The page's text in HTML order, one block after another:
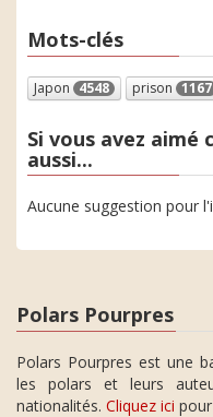
Mots-clés
Japon 4548 prison 1167
Si vous avez aimé
aussi...
Aucune suggestion pour
Polars Pourpres
Polars Pourpres est une
les polars et leurs
nationalités. Cliquez ici